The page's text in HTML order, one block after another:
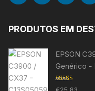
PRODUTOS EM
EPSON
Genérico -
Avaliação